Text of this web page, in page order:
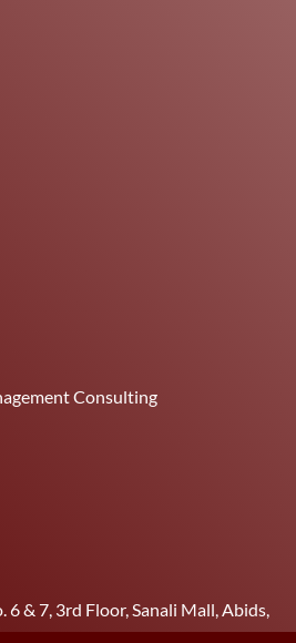
Consulting
6 & 7, 3rd Floor, Sanali Mall, Abids,